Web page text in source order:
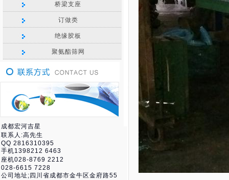
桥梁支座
订做类
绝缘胶板
聚氨酯筛网
成都宏河吉星
联系人:高先生
QQ 2816310395
手机1398212 6463
座机028-8769 2212
028-6615 7228
公司地址;四川省成都市金牛区金府路55